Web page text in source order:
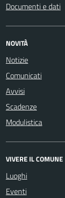
Documenti e dati
NOVITÀ
Notizie
Comunicati
Avvisi
Scadenze
Modulistica
VIVERE IL COMUNE
Luoghi
Eventi